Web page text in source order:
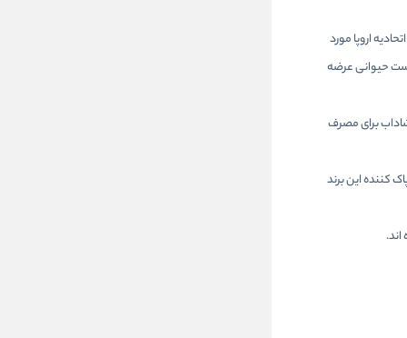
اروپا مورد
حیوانی عرضه
برای مصرف
کننده این برند